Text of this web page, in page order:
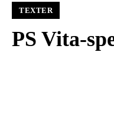
TEXTER
PS Vita-